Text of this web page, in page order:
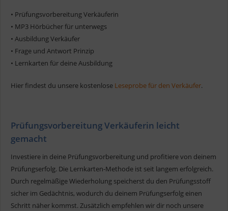
• Prüfungsvorbereitung Verkäuferin
• MP3 Hörbücher für unterwegs
• Ausbildung Verkäufer
• Frage und Antwort Prinzip
• Lernkarten für deine Ausbildung
Hier findest du unsere kostenlose Leseprobe für den Verkäufer.
Prüfungsvorbereitung Verkäuferin leicht
gemacht
Investiere in deine Prüfungsvorbereitung und profitiere von deinem
Prüfungserfolg. Die Lernkarten-Methode ist seit langem erfolgreich.
Durch regelmäßige Wiederholung speicherst du den Prüfungsstoff
sicher im Gedächtnis, wodurch du deinem Prüfungserfolg einen
Schritt näher kommst. Zusätzlich empfehlen wir dir noch unsere